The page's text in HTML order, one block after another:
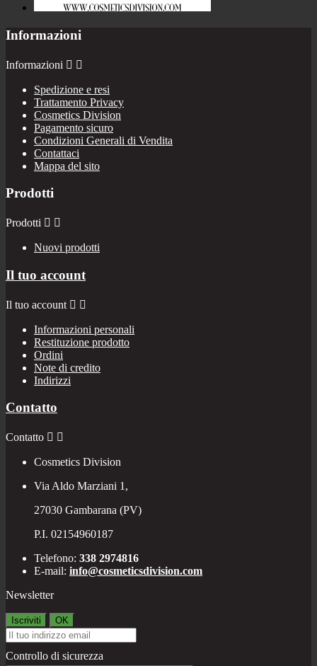
Informazioni
Informazioni  
Spedizione e resi
Trattamento Privacy
Cosmetics Division
Pagamento sicuro
Condizioni Generali di Vendita
Contattaci
Mappa del sito
Prodotti
Prodotti  
Nuovi prodotti
Il tuo account
Il tuo account  
Informazioni personali
Restituzione prodotto
Ordini
Note di credito
Indirizzi
Contatto
Contatto  
Cosmetics Division
Via Aldo Marziani 1,
27030 Gambarana (PV)
P.I. 02154960187
Telefono: 338 2974816
E-mail: info@cosmeticsdivision.com
Newsletter
Controllo di sicurezza